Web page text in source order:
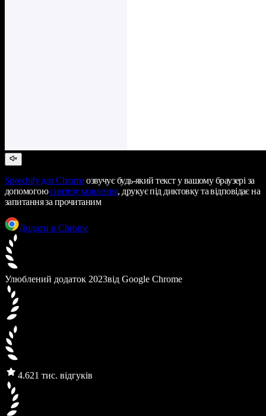
Speechifyдля Chromeозвучує будь-який текст у вашому браузері за
допомогоюсинтезу мовлення, друкує під диктовку та відповідає на
запитання за прочитаним
Додати в Chrome
Улюблений додаток 2023від Google Chrome
4.621 тис. відгуків